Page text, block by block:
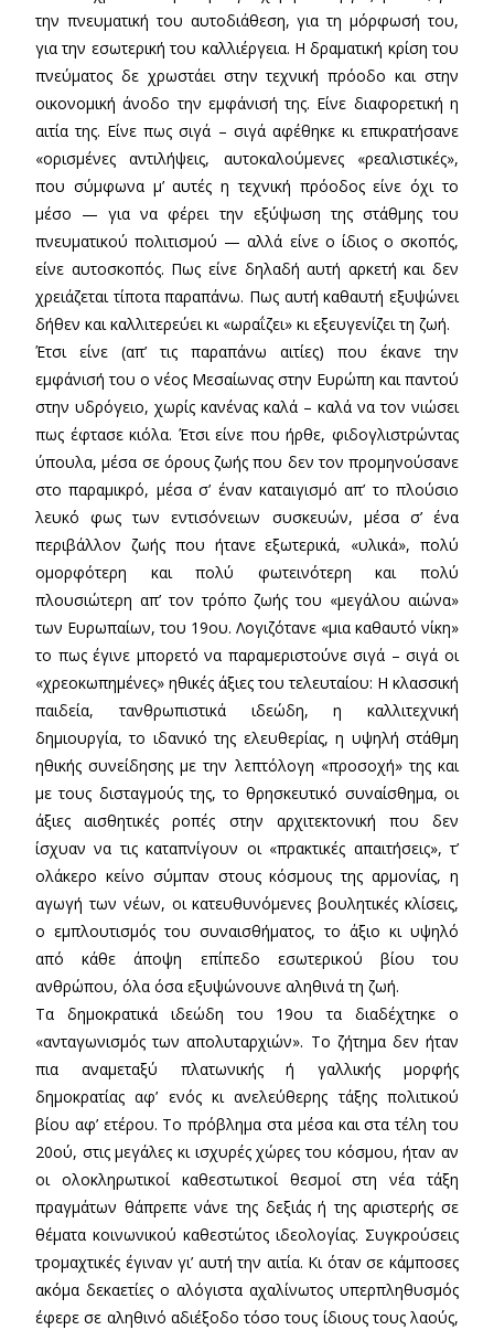
την πνευματική του αυτοδιάθεση, για τη μόρφωσή του,
για την εσωτερική του καλλιέργεια. Η δραματική κρίση του
πνεύματος δε χρωστάει στην τεχνική πρόοδο και στην
οικονομική άνοδο την εμφάνισή της. Είνε διαφορετική η
αιτία της. Είνε πως σιγά – σιγά αφέθηκε κι επικρατήσανε
«ορισμένες αντιλήψεις, αυτοκαλούμενες «ρεαλιστικές»,
που σύμφωνα μ’ αυτές η τεχνική πρόοδος είνε όχι το
μέσο — για να φέρει την εξύψωση της στάθμης του
πνευματικού πολιτισμού — αλλά είνε ο ίδιος ο σκοπός,
είνε αυτοσκοπός. Πως είνε δηλαδή αυτή αρκετή και δεν
χρειάζεται τίποτα παραπάνω. Πως αυτή καθαυτή εξυψώνει
δήθεν και καλλιτερεύει κι «ωραΐζει» κι εξευγενίζει τη ζωή.
Έτσι είνε (απ’ τις παραπάνω αιτίες) που έκανε την
εμφάνισή του ο νέος Μεσαίωνας στην Ευρώπη και παντού
στην υδρόγειο, χωρίς κανένας καλά – καλά να τον νιώσει
πως έφτασε κιόλα. Έτσι είνε που ήρθε, φιδογλιστρώντας
ύπουλα, μέσα σε όρους ζωής που δεν τον προμηνούσανε
στο παραμικρό, μέσα σ’ έναν καταιγισμό απ’ το πλούσιο
λευκό φως των εντισόνειων συσκευών, μέσα σ’ ένα
περιβάλλον ζωής που ήτανε εξωτερικά, «υλικά», πολύ
ομορφότερη και πολύ φωτεινότερη και πολύ
πλουσιώτερη απ’ τον τρόπο ζωής του «μεγάλου αιώνα»
των Ευρωπαίων, του 19ου. Λογιζότανε «μια καθαυτό νίκη»
το πως έγινε μπορετό να παραμεριστούνε σιγά – σιγά οι
«χρεοκωπημένες» ηθικές άξιες του τελευταίου: Η κλασσική
παιδεία, τανθρωπιστικά ιδεώδη, η καλλιτεχνική
δημιουργία, το ιδανικό της ελευθερίας, η υψηλή στάθμη
ηθικής συνείδησης με την λεπτόλογη «προσοχή» της και
με τους δισταγμούς της, το θρησκευτικό συναίσθημα, οι
άξιες αισθητικές ροπές στην αρχιτεκτονική που δεν
ίσχυαν να τις καταπνίγουν οι «πρακτικές απαιτήσεις», τ’
ολάκερο κείνο σύμπαν στους κόσμους της αρμονίας, η
αγωγή των νέων, οι κατευθυνόμενες βουλητικές κλίσεις,
ο εμπλουτισμός του συναισθήματος, το άξιο κι υψηλό
από κάθε άποψη επίπεδο εσωτερικού βίου του
ανθρώπου, όλα όσα εξυψώνουνε αληθινά τη ζωή.
Τα δημοκρατικά ιδεώδη του 19ου τα διαδέχτηκε ο
«ανταγωνισμός των απολυταρχιών». Το ζήτημα δεν ήταν
πια αναμεταξύ πλατωνικής ή γαλλικής μορφής
δημοκρατίας αφ’ ενός κι ανελεύθερης τάξης πολιτικού
βίου αφ’ ετέρου. Το πρόβλημα στα μέσα και στα τέλη του
20ού, στις μεγάλες κι ισχυρές χώρες του κόσμου, ήταν αν
οι ολοκληρωτικοί καθεστωτικοί θεσμοί στη νέα τάξη
πραγμάτων θάπρεπε νάνε της δεξιάς ή της αριστερής σε
θέματα κοινωνικού καθεστώτος ιδεολογίας. Συγκρούσεις
τρομαχτικές έγιναν γι’ αυτή την αιτία. Κι όταν σε κάμποσες
ακόμα δεκαετίες ο αλόγιστα αχαλίνωτος υπερπληθυσμός
έφερε σε αληθινό αδιέξοδο τόσο τους ίδιους τους λαούς,